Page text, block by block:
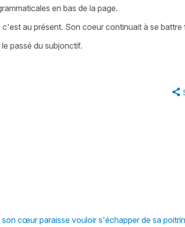
en bas de la page.
au présent. Son coeur continuait à se battre
passé du subjonctif.
cœur paraisse vouloir s'échapper de sa